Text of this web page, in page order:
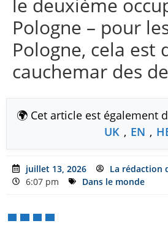
Pologne – pour
Pologne, cela est
cauchemar des
🌍 Cet article est également
UK , EN ,
juillet 13, 2026
La rédaction
6:07 pm
Dans le monde